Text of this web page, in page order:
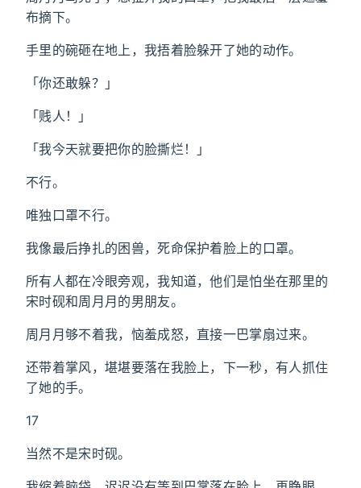
布摘下。
手里的碗砸在地上，我捂着脸躲开了她的动作。
「你还敢躲？」
「贱人！」
「我今天就要把你的脸撕烂！」
不行。
唯独口罩不行。
我像最后挣扎的困兽，死命保护着脸上的口罩。
所有人都在冷眼旁观，我知道，他们是怕坐在那里的
宋时砚和周月月的男朋友。
周月月够不着我，恼羞成怒，直接一巴掌扇过来。
还带着掌风，堪堪要落在我脸上，下一秒，有人抓住
了她的手。
17
当然不是宋时砚。